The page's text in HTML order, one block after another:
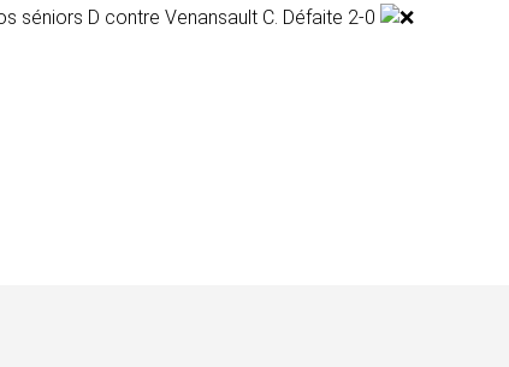
séniors D contre Venansault C. Défaite 2-0